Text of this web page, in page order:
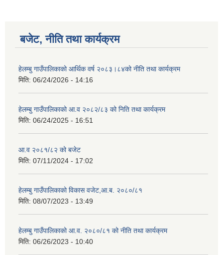
बजेट, नीति तथा कार्यक्रम
हेलम्बु गाउँपालिकाको आर्थिक वर्ष २०८३।८४को नीति तथा कार्यक्रम
मिति: 06/24/2026 - 14:16
हेलम्बु गाउँपालिकाको आ.व २०८२/८३ को निति तथा कार्यक्रम
मिति: 06/24/2025 - 16:51
आ.व २०८१/८२ को बजेट
मिति: 07/11/2024 - 17:02
हेलम्बु गाउँपालिकाको विकास वजेट,आ.ब. २०८०/८१
मिति: 08/07/2023 - 13:49
हेलम्बु गाउँपालिकाको आ.व. २०८०/८१ को नीति तथा कार्यक्रम
मिति: 06/26/2023 - 10:40